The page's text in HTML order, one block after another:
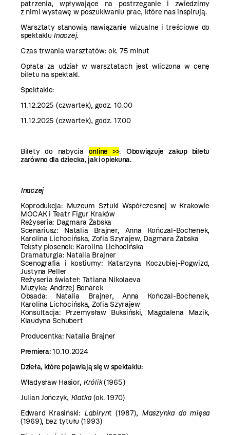
patrzenia, wpływające na postrzeganie i zwiedzimy
z nimi wystawę w poszukiwaniu prac, które nas inspirują.
Warsztaty stanowią nawiązanie wizualne i treściowe do
spektaklu Inaczej.
Czas trwania warsztatów: ok. 75 minut
Opłata za udział w warsztatach jest wliczona w cenę
biletu na spektakl.
Spektakle:
11.12.2025 (czwartek), godz. 10.00
11.12.2025 (czwartek), godz. 17.00
Bilety do nabycia online >>. Obowiązuje zakup biletu
zarówno dla dziecka, jak i opiekuna.
Inaczej
Koprodukcja: Muzeum Sztuki Współczesnej w Krakowie
MOCAK i Teatr Figur Kraków
Reżyseria: Dagmara Żabska
Scenariusz: Natalia Brajner, Anna Kończal-Bochenek,
Karolina Lichocińska, Zofia Szyrajew, Dagmara Żabska
Teksty piosenek: Karolina Lichocińska
Dramaturgia: Natalia Brajner
Scenografia i kostiumy: Katarzyna Koczubiej-Pogwizd,
Justyna Peller
Reżyseria świateł: Tatiana Nikolaeva
Muzyka: Andrzej Bonarek
Obsada: Natalia Brajner, Anna Kończal-Bochenek,
Karolina Lichocińska, Zofia Szyrajew
Konsultacja: Przemysław Buksiński, Magdalena Mazik,
Klaudyna Schubert
Producentka: Natalia Brajner
Premiera:10.10.2024
Dzieła, które pojawiają się w spektaklu:
Władysław Hasior, Królik(1965)
Julian Jończyk, Klatka(ok. 1970)
Edward Krasiński: Labirynt (1987), Maszynka do mięsa
(1969), bez tytułu (1993)